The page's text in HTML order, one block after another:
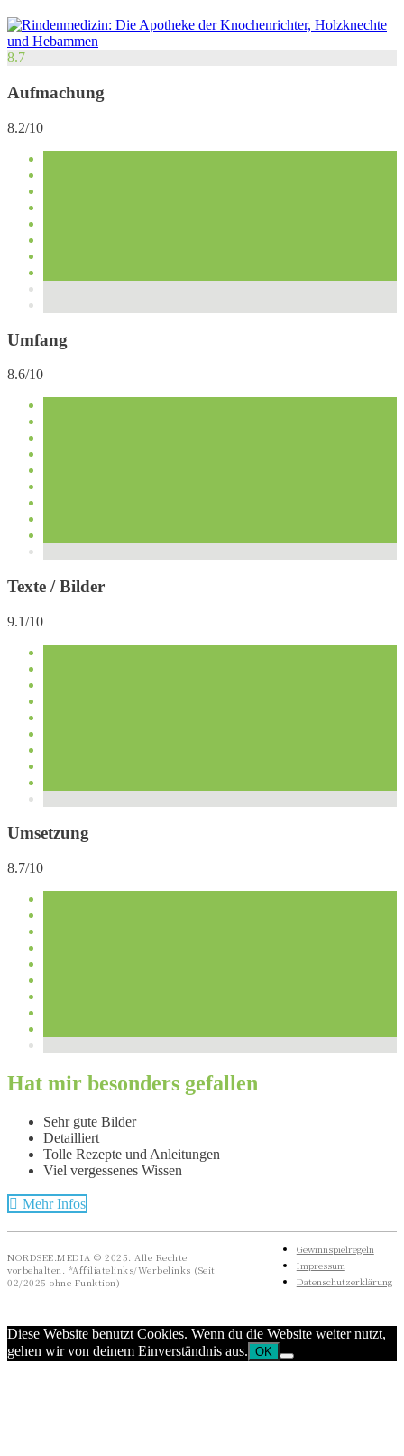
8.7
Aufmachung
8.2/10
Umfang
8.6/10
Texte / Bilder
9.1/10
Umsetzung
8.7/10
Hat mir besonders gefallen
Sehr gute Bilder
Detailliert
Tolle Rezepte und Anleitungen
Viel vergessenes Wissen
Mehr Infos
NORDSEE.MEDIA © 2025. Alle Rechte
vorbehalten. *Affiliatelinks/Werbelinks (Seit
02/2025 ohne Funktion)
Gewinnspielregeln
Impressum
Datenschutzerklärung
Diese Website benutzt Cookies. Wenn du die Website weiter nutzt,
gehen wir von deinem Einverständnis aus. OK